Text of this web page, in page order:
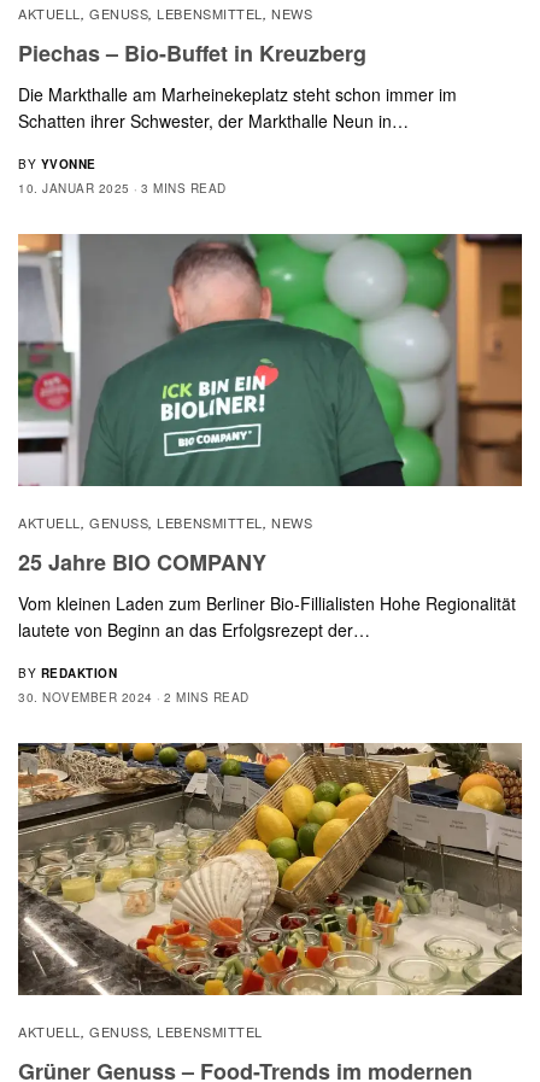
AKTUELL , GENUSS, LEBENSMITTEL ,NEWS
Piechas – Bio-Buffet in Kreuzberg
Die Markthalle am Marheinekeplatz steht schon immer im
Schatten ihrer Schwester, der Markthalle Neun in…
BY YVONNE
10. JANUAR 2025
3 MINS READ
AKTUELL , GENUSS, LEBENSMITTEL ,NEWS
25 Jahre BIO COMPANY
Vom kleinen Laden zum Berliner Bio-Fillialisten Hohe Regionalität
lautete von Beginn an das Erfolgsrezept der…
BY REDAKTION
30. NOVEMBER 2024
2 MINS READ
AKTUELL , GENUSS, LEBENSMITTEL
Grüner Genuss – Food-Trends im modernen